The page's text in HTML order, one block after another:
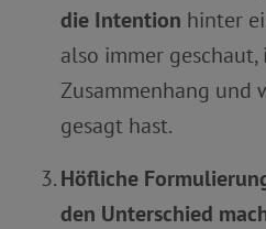
die Intention hinter
also immer
Zusammenhang und
gesagt hast.
Höfliche
den Unterschied